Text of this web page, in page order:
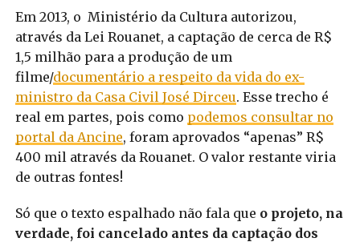
Em 2013, o Ministério da Cultura autorizou,
através da Lei Rouanet, a captação de cerca de R$
1,5 milhão para a produção de um
filme/documentário a respeito da vida do ex-
ministro da Casa Civil José Dirceu. Esse trecho é
real em partes, pois como podemos consultar no
portal da Ancine, foram aprovados “apenas” R$
400 mil através da Rouanet. O valor restante viria
de outras fontes!
Só que o texto espalhado não fala que o projeto, na
verdade, foi cancelado antes da captação dos